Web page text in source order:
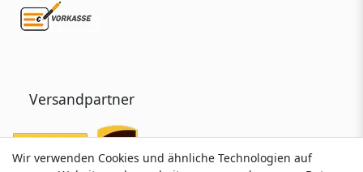
Versandpartner
Wir verwenden Cookies und ähnliche Technologien auf
Wir verwenden Cookies und ähnliche Technologien auf